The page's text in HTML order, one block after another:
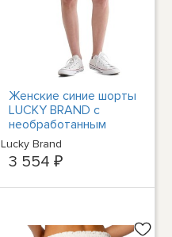
Женские синие шорты
LUCKY BRAND с
необработанным
низом и застежкой на
пуговицы с высокой
талией 0/25
Lucky Brand
3 554 ₽